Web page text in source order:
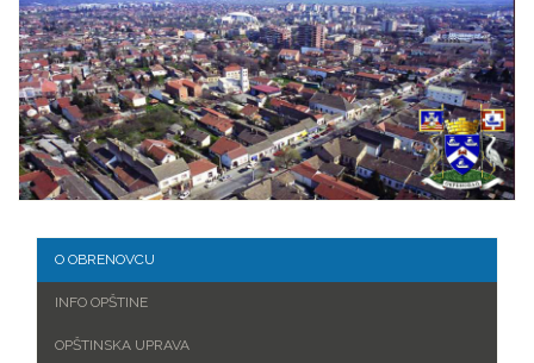
O OBRENOVCU
INFO OPŠTINE
OPŠTINSKA UPRAVA